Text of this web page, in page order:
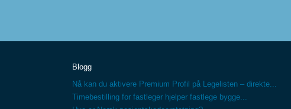
Blogg
Nå kan du aktivere Premium Profil på Legelisten – direkte...
Timebestilling for fastleger hjelper fastlege bygge...